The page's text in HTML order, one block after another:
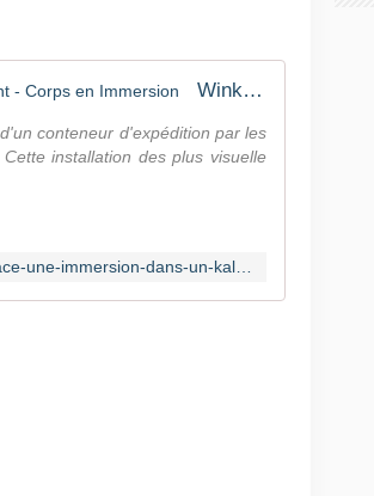
Wink Space, une immersion dans un kaléidoscope géant - Corps en Immersion
conteneur d'expédition par les
installation des plus visuelle